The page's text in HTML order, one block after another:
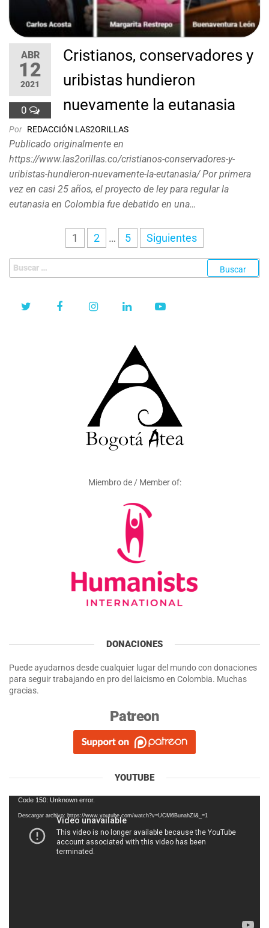
ABR
12
2021
0
Cristianos, conservadores y
uribistas hundieron
nuevamente la eutanasia
Por REDACCIÓN LAS2ORILLAS
Publicado originalmente en
https://www.las2orillas.co/cristianos-conservadores-y-
uribistas-hundieron-nuevamente-la-eutanasia/ Por primera
vez en casi 25 años, el proyecto de ley para regular la
eutanasia en Colombia fue debatido en una…
Paginación
de
entradas
1 2 … 5 Siguientes
Buscar:
Miembro de / Member of:
DONACIONES
Puede ayudarnos desde cualquier lugar del mundo con donaciones
para seguir trabajando en pro del laicismo en Colombia. Muchas
gracias.
Patreon
YOUTUBE
Reproductor
Code 150: Unknown error.
Descargar archivo: https://www.youtube.com/watch?v=UCM6BunahZI&_=1